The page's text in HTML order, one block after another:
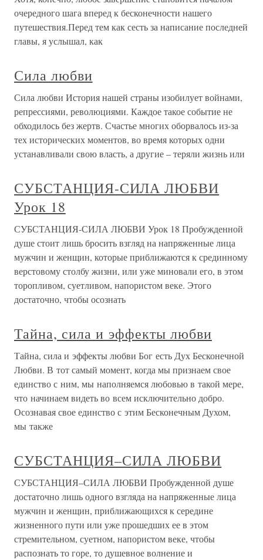
очередного шага вперед к бесконечности нашего
путешествия.Перед тем как сесть за написание последней
главы, я услышал, как
Сила любви
Сила любви История нашей страны изобилует войнами,
репрессиями, революциями. Каждое такое событие не
обходилось без жертв. Счастье многих оборвалось из-за
тех исторических моментов, во время которых одни
устанавливали свою власть, а другие – теряли жизнь или
СУБСТАНЦИЯ-СИЛА ЛЮБВИ
Урок 18
СУБСТАНЦИЯ-СИЛА ЛЮБВИ Урок 18 Пробужденной
душе стоит лишь бросить взгляд на напряженные лица
мужчин и женщин, которые приближаются к срединному
верстовому столбу жизни, или уже миновали его, в этом
торопливом, суетливом, напористом веке. Этого
достаточно, чтобы осознать
Тайна, сила и эффекты любви
Тайна, сила и эффекты любви Бог есть Дух Бесконечной
Любви. В тот самый момент, когда мы признаем свое
единство с ним, мы наполняемся любовью в такой мере,
что начинаем видеть во всем исключительно добро.
Осознавая свое единство с этим Бесконечным Духом,
мы также
СУБСТАНЦИЯ–СИЛА ЛЮБВИ
СУБСТАНЦИЯ–СИЛА ЛЮБВИ Пробужденной душе
достаточно лишь одного взгляда на напряженные лица
мужчин и женщин, приближающихся к середине
жизненного пути или уже прошедших ее в этом
стремительном, суетном, напористом веке, чтобы
распознать то горе, то душевное волнение и